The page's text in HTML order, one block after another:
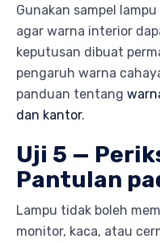
Gunakan sampel
agar warna interior
keputusan dibuat
pengaruh warna
panduan tentang
dan kantor.
Uji 5 —
Pantulan
Lampu tidak boleh
monitor, kaca, atau